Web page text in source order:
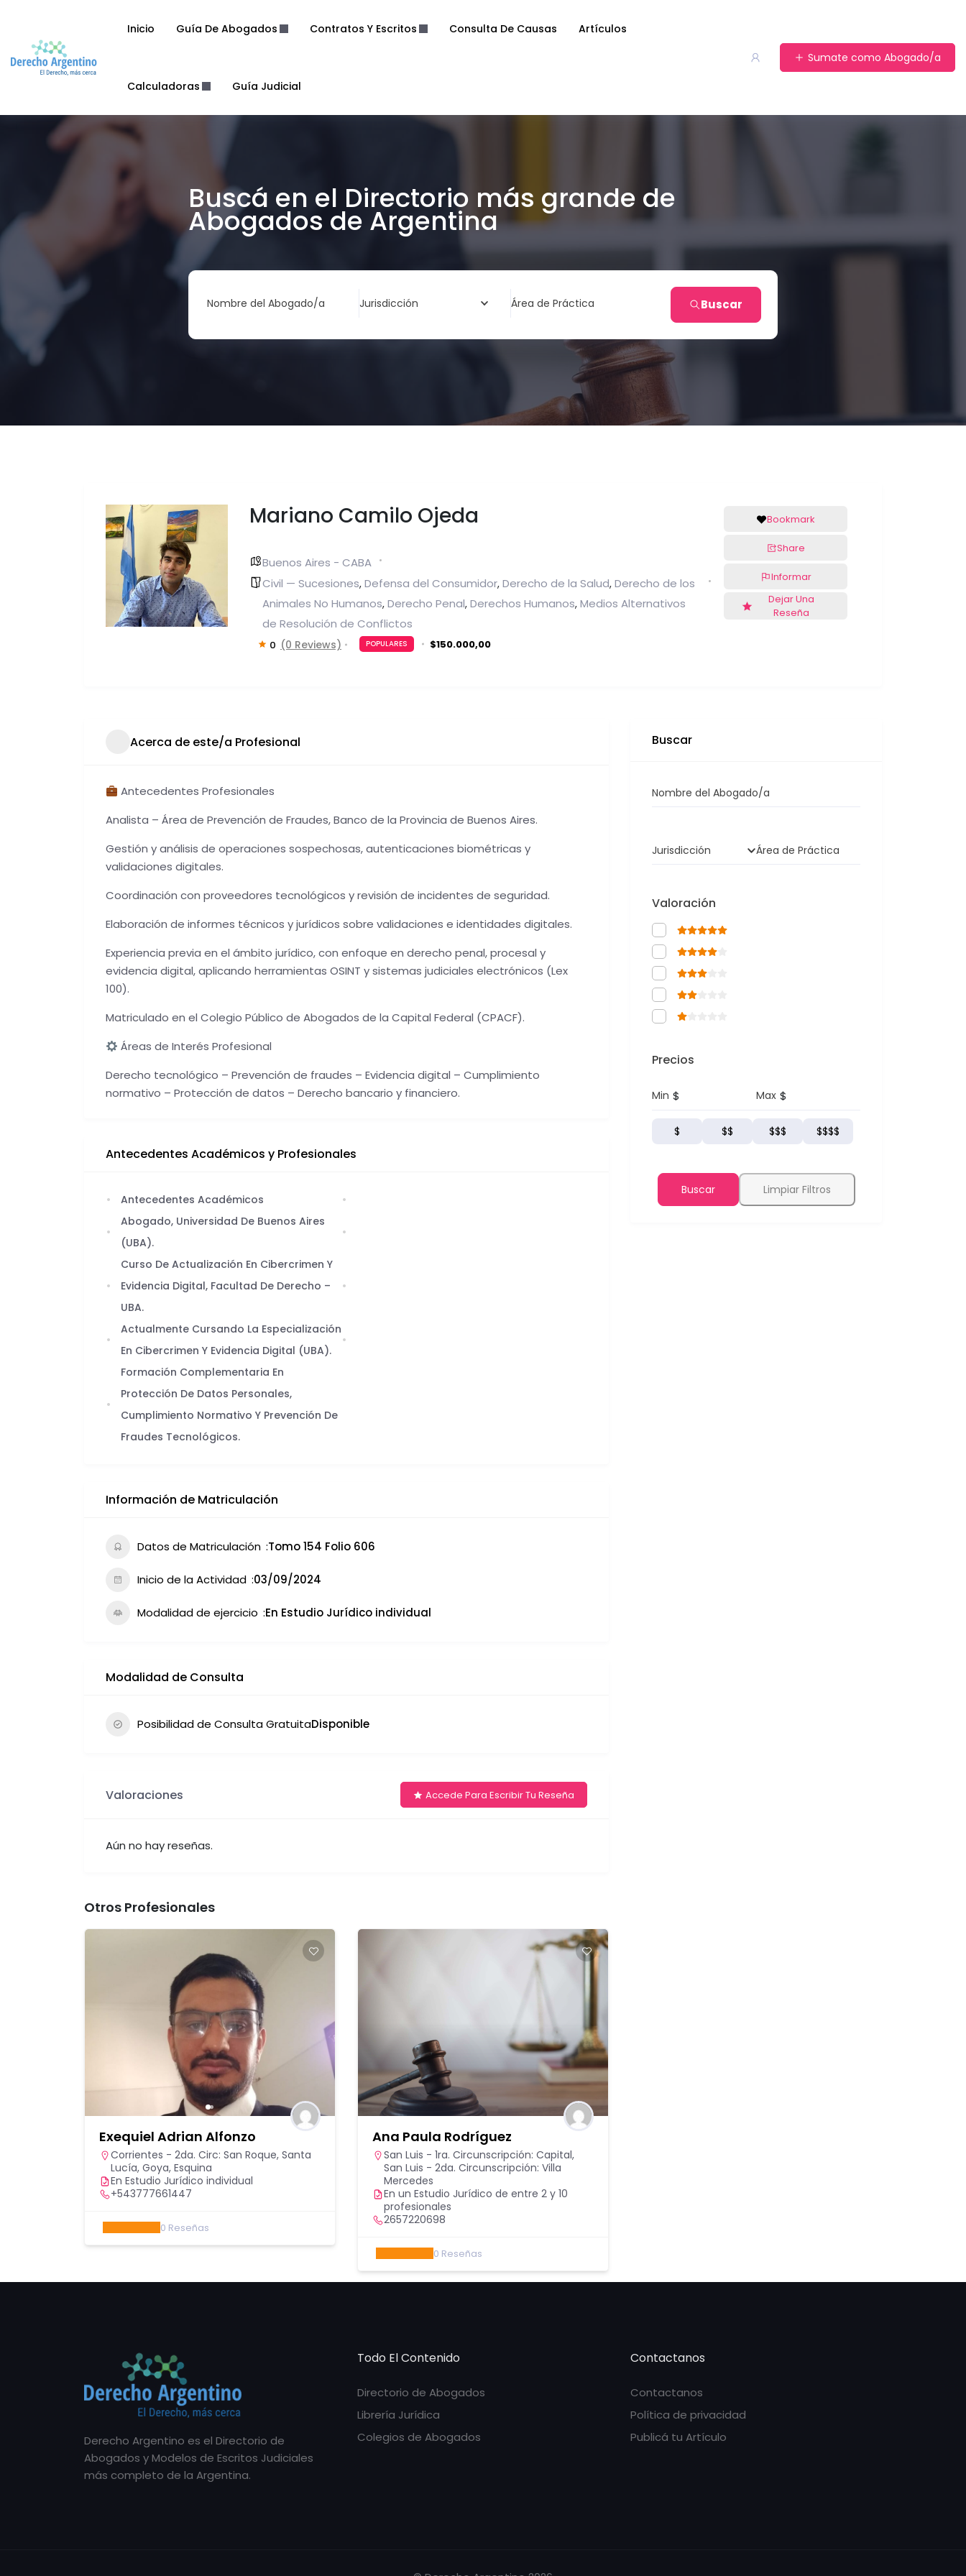
Inicio Guía De Abogados Contratos Y Escritos Consulta De Causas Artículos
Calculadoras Guía Judicial
Sumate como Abogado/a
Buscá en el Directorio más grande de
Abogados de Argentina
Nombre del Abogado/a Jurisdicción Área de Práctica Buscar
Mariano Camilo Ojeda
Buenos Aires - CABA
Civil — Sucesiones, Defensa del Consumidor, Derecho de la Salud, Derecho de los
Animales No Humanos, Derecho Penal, Derechos Humanos, Medios Alternativos
de Resolución de Conflictos
0 (0 Reviews) POPULARES $150.000,00
Bookmark
Share
Informar
Dejar Una
Reseña
Acerca de este/a Profesional
Antecedentes Profesionales
Analista – Área de Prevención de Fraudes, Banco de la Provincia de Buenos Aires.
Gestión y análisis de operaciones sospechosas, autenticaciones biométricas y
validaciones digitales.
Coordinación con proveedores tecnológicos y revisión de incidentes de seguridad.
Elaboración de informes técnicos y jurídicos sobre validaciones e identidades digitales.
Experiencia previa en el ámbito jurídico, con enfoque en derecho penal, procesal y
evidencia digital, aplicando herramientas OSINT y sistemas judiciales electrónicos (Lex
100).
Matriculado en el Colegio Público de Abogados de la Capital Federal (CPACF).
Áreas de Interés Profesional
Derecho tecnológico – Prevención de fraudes – Evidencia digital – Cumplimiento
normativo – Protección de datos – Derecho bancario y financiero.
Antecedentes Académicos y Profesionales
Antecedentes Académicos
Abogado, Universidad De Buenos Aires
(UBA).
Curso De Actualización En Cibercrimen Y
Evidencia Digital, Facultad De Derecho –
UBA.
Actualmente Cursando La Especialización
En Cibercrimen Y Evidencia Digital (UBA).
Formación Complementaria En
Protección De Datos Personales,
Cumplimiento Normativo Y Prevención De
Fraudes Tecnológicos.
Información de Matriculación
Datos de Matriculación Tomo 154 Folio 606
Inicio de la Actividad 03/09/2024
Modalidad de ejercicio En Estudio Jurídico individual
Modalidad de Consulta
Posibilidad de Consulta GratuitaDisponible
Valoraciones Accede Para Escribir Tu Reseña
Aún no hay reseñas.
Otros Profesionales
Ana Paula Rodríguez
San Luis - 1ra. Circunscripción: Capital,
San Luis - 2da. Circunscripción: Villa
Mercedes
En un Estudio Jurídico de entre 2 y 10
2657220698
Andrea Cirelli
Buenos Aires - CABA
11 3063 7082
0Reseñas
Buscar
Nombre del Abogado/a
Jurisdicción Área de Práctica
Valoración
Precios
Min $ Max $
$ $$ $$$ $$$$
Buscar Limpiar Filtros
Derecho Argentino es el Directorio de
Abogados y Modelos de Escritos Judiciales
más completo de la Argentina.
Todo El Contenido
Directorio de Abogados
Librería Jurídica
Colegios de Abogados
Contactanos
Contactanos
Política de privacidad
Publicá tu Artículo